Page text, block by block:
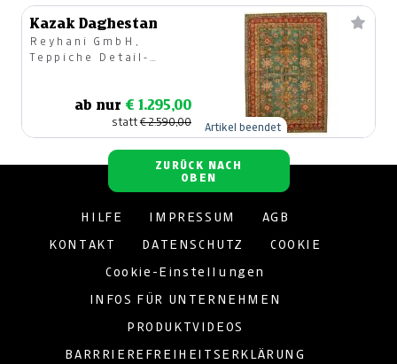
Kazak Daghestan
Reyhani GmbH,
Teppiche Detail-
ab nur € 1.295,00
statt€ 2.590,00 Artikel beendet
ZURÜCK NACH
OBEN
HILFE IMPRESSUM AGB
KONTAKT DATENSCHUTZ COOKIE
Cookie-Einstellungen
INFOS FÜR UNTERNEHMEN
PRODUKTVIDEOS
BARRRIEREFREIHEITSERKLÄRUNG